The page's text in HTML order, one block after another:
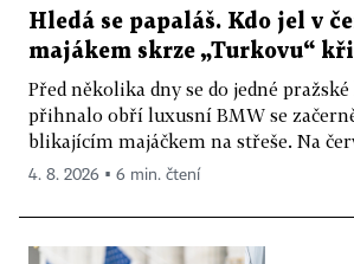
Hledá se papaláš. Kdo jel v
majákem skrze „Turkovu“
Před několika dny se do jedné
přihnalo obří luxusní BMW se
blikajícím majáčkem na střeše. Na
4. 8. 2026 ▪ 6 min. čtení